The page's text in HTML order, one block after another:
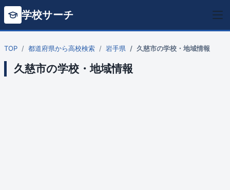
学校サーチ
TOP 都道府県から高校検索 岩手県 久慈市の学校・地域情報
久慈市の学校・地域情報